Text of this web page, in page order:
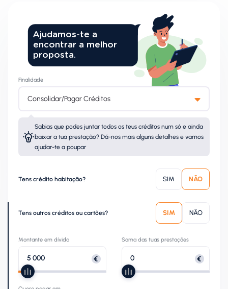
Ajudamos-te a
encontrar a melhor
proposta.
Finalidade
Consolidar/Pagar Créditos
Sabias que podes juntar todos os teus créditos num só e ainda
baixar a tua prestação? Dá-nos mais alguns detalhes e vamos
ajudar-te a poupar
Tens crédito habitação? SIM NÃO
Tens outros créditos ou cartões? SIM NÃO
Montante em dívida Soma das tuas prestações